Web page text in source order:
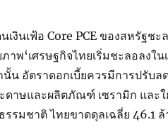
เงินเฟ้อ Core PCE ของสหรัฐช
ภาพ‘เศรษฐกิจไทยเริ่มชะลอลง
นั้น อัตราดอกเบี้ยควรมีการปรับ
ดาษและผลิตภัณฑ์ เซรามิก และ
รรมชาติ ไทยขาดดุลเฉลี่ย 46.1